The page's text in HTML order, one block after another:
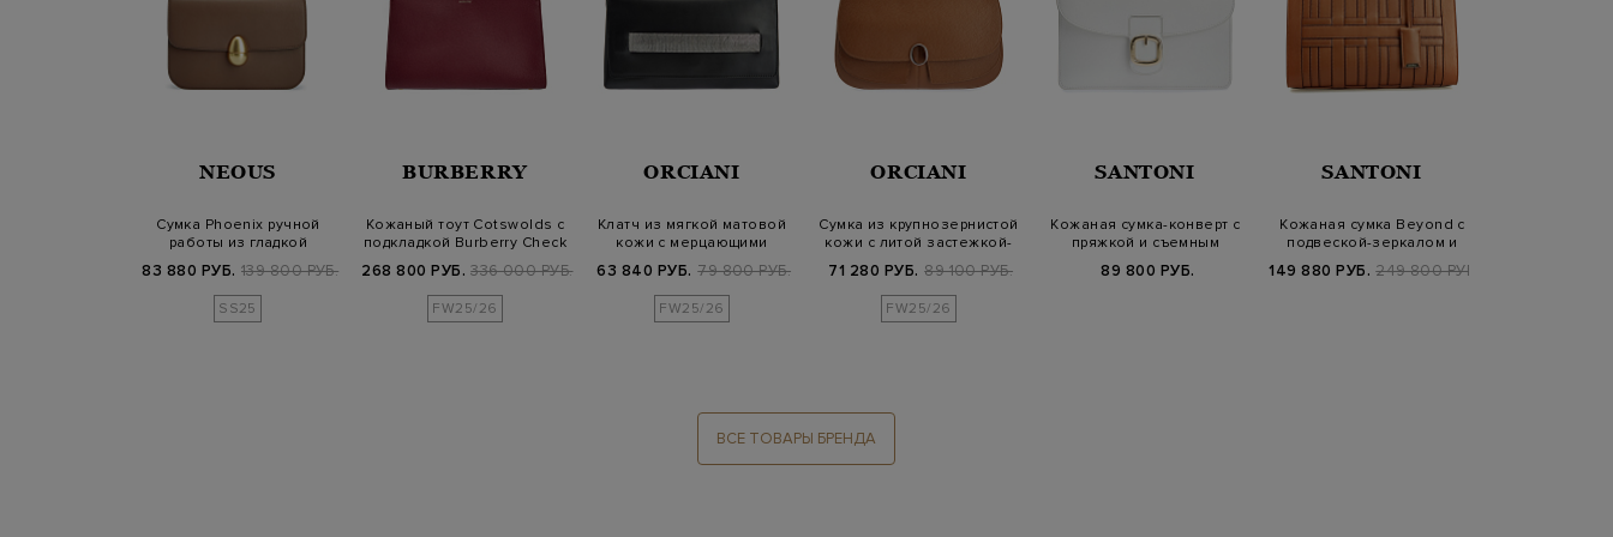
NEOUS
Сумка Phoenix ручной
работы из гладкой
83 880 РУБ. 139 800 РУБ.
SS25
BURBERRY
Кожаный тоут Cotswolds с
подкладкой Burberry Check
268 800 РУБ. 336 000 РУБ.
FW25/26
ORCIANI
Клатч из мягкой матовой
кожи с мерцающими
63 840 РУБ. 79 800 РУБ.
FW25/26
ORCIANI
Сумка из крупнозернистой
кожи с литой застежкой-
71 280 РУБ. 89 100 РУБ.
FW25/26
SANTONI
Кожаная сумка-конверт с
пряжкой и съемным
89 800 РУБ.
SANTONI
Кожаная сумка Beyond с
подвеской-зеркалом и
149 880 РУБ. 249 800 РУБ.
ВСЕ ТОВАРЫ БРЕНДА